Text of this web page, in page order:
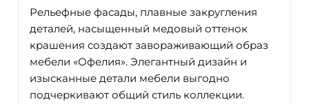
Рельефные фасады, плавные закругления
деталей, насыщенный медовый оттенок
крашения создают завораживающий образ
мебели «Офелия». Элегантный дизайн и
изысканные детали мебели выгодно
подчеркивают общий стиль коллекции.